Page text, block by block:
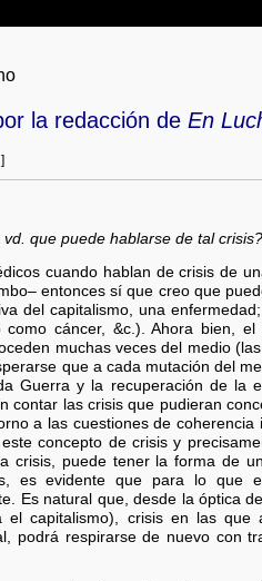
la redacción de En
que puede hablarse de tal crisis?
cuando hablan de crisis de
entonces sí que creo que
del capitalismo, una
cáncer, &c.). Ahora bien, el
muchas veces del medio (las
que a cada mutación del
Guerra y la recuperación de la
las crisis que pudieran
a las cuestiones de
concepto de crisis y
crisis, puede tener la forma de
es evidente que para lo que
Es natural que, desde la óptica
capitalismo), crisis en las que
podrá respirarse de nuevo con